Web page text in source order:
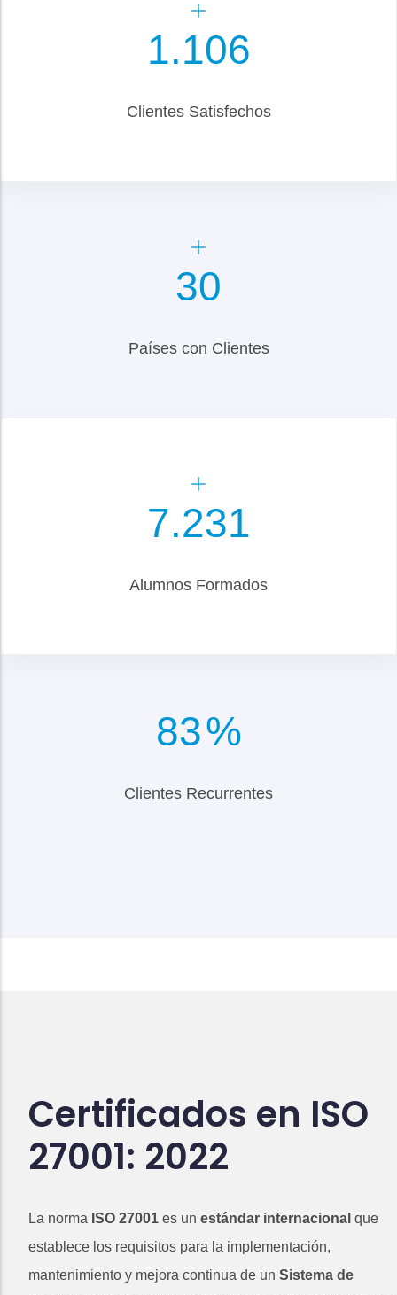
1.300
Clientes Satisfechos
35
Países con Clientes
8.500
Alumnos Formados
98%
Clientes Recurrentes
Certificados en ISO
27001: 2022
La norma ISO 27001 es un estándar internacional que
establece los requisitos para la implementación,
mantenimiento y mejora continua de un Sistema de